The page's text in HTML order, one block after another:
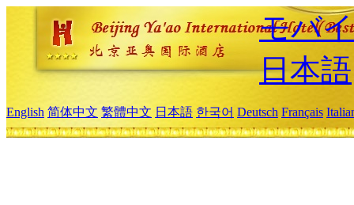
モバ
日本語
English 简体中文 繁體中文 日本語 한국어 Deutsch Français